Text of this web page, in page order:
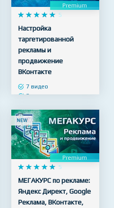
Premium
    
     5
Настройка
таргетированной
рекламы и
продвижение
ВКонтакте
7 видео
3 часа
NEW
Premium
    
     5
МЕГАКУРС по рекламе:
Яндекс Директ, Google
Реклама, ВКонтакте,